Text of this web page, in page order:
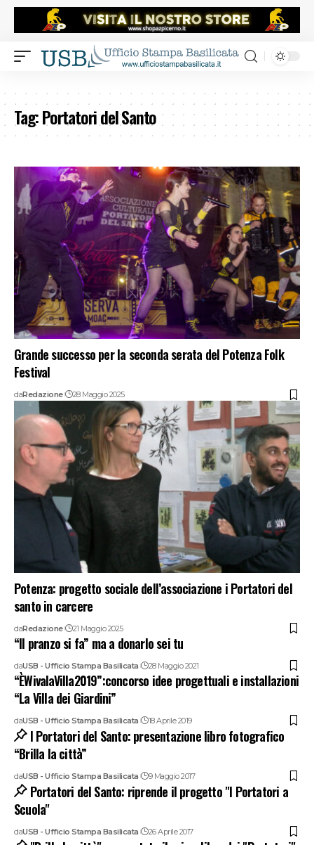
Tag:Portatori del Santo
Grande successo per la seconda serata del Potenza Folk
Festival
daRedazione 28 Maggio 2025
Potenza: progetto sociale dell’associazione i Portatori del
santo in carcere
daRedazione 21 Maggio 2025
“Il pranzo si fa” ma a donarlo sei tu
daUSB - Ufficio Stampa Basilicata 28 Maggio 2021
“ÈWivalaVilla2019”:concorso idee progettuali e installazioni
“La Villa dei Giardini”
daUSB - Ufficio Stampa Basilicata 18 Aprile 2019
I Portatori del Santo: presentazione libro fotografico
“Brilla la città”
daUSB - Ufficio Stampa Basilicata 9 Maggio 2017
Portatori del Santo: riprende il progetto "I Portatori a
Scuola"
daUSB - Ufficio Stampa Basilicata 26 Aprile 2017